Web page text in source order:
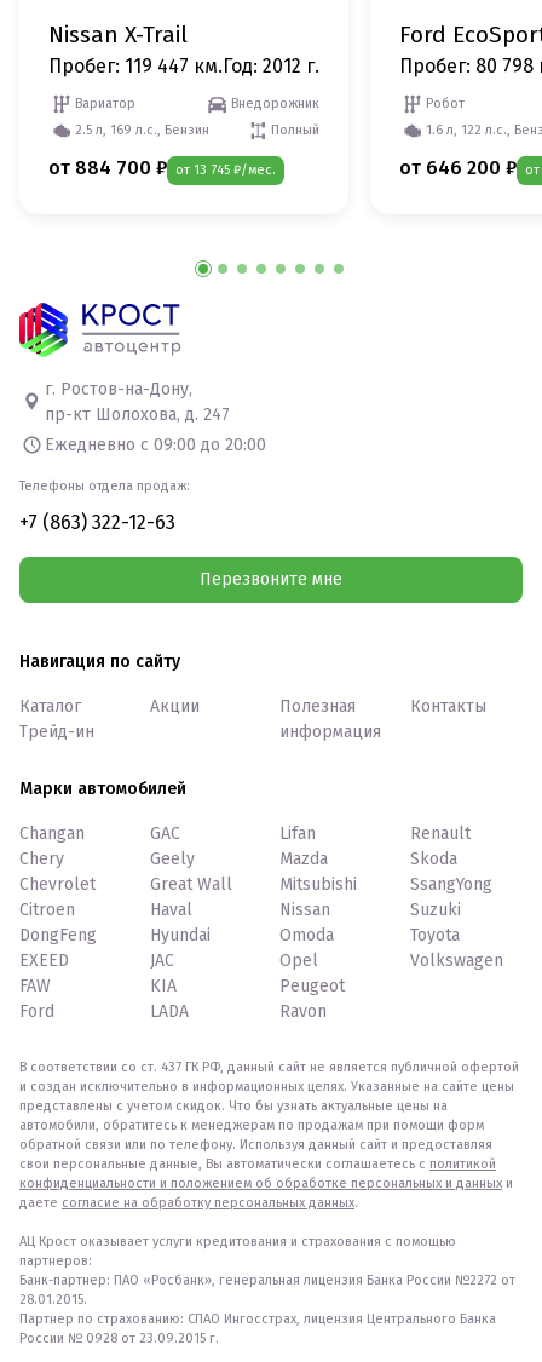
Nissan X-Trail
Пробег: 119 447 км. Год: 2012 г.
Вариатор
Внедорожник
2.5 л, 169 л.с., Бензин
Полный
от 884 700 ₽ от 13 745 ₽/мес.
Ford
Пробег: 80 798
Робот
1.6 л, 122 л.с.,
от 646 200 ₽
г. Ростов-на-Дону,
пр-кт Шолохова, д. 247
Ежедневно с 09:00 до 20:00
Телефоны отдела продаж:
+7 (863) 322-12-63
Перезвоните мне
Навигация по сайту
Каталог
Трейд-ин
Акции
Полезная
информация
Контакты
Марки автомобилей
Changan
Chery
Chevrolet
Citroen
DongFeng
EXEED
FAW
Ford
GAC
Geely
Great Wall
Haval
Hyundai
JAC
KIA
LADA
Lifan
Mazda
Mitsubishi
Nissan
Omoda
Opel
Peugeot
Ravon
Renault
Skoda
SsangYong
Suzuki
Toyota
Volkswagen
В соответствии со ст. 437 ГК РФ, данный сайт не является публичной офертой
и создан исключительно в информационных целях. Указанные на сайте цены
представлены с учетом скидок. Что бы узнать актуальные цены на
автомобили, обратитесь к менеджерам по продажам при помощи форм
обратной связи или по телефону. Используя данный сайт и предоставляя
свои персональные данные, Вы автоматически соглашаетесь с политикой
конфиденциальности и положением об обработке персональных и данных и
даете согласие на обработку персональных данных.
АЦ Крост оказывает услуги кредитования и страхования с помощью
партнеров:
Банк-партнер: ПАО «Росбанк», генеральная лицензия Банка России №2272 от
28.01.2015.
Партнер по страхованию: СПАО Ингосстрах, лицензия Центрального Банка
России № 0928 от 23.09.2015 г.